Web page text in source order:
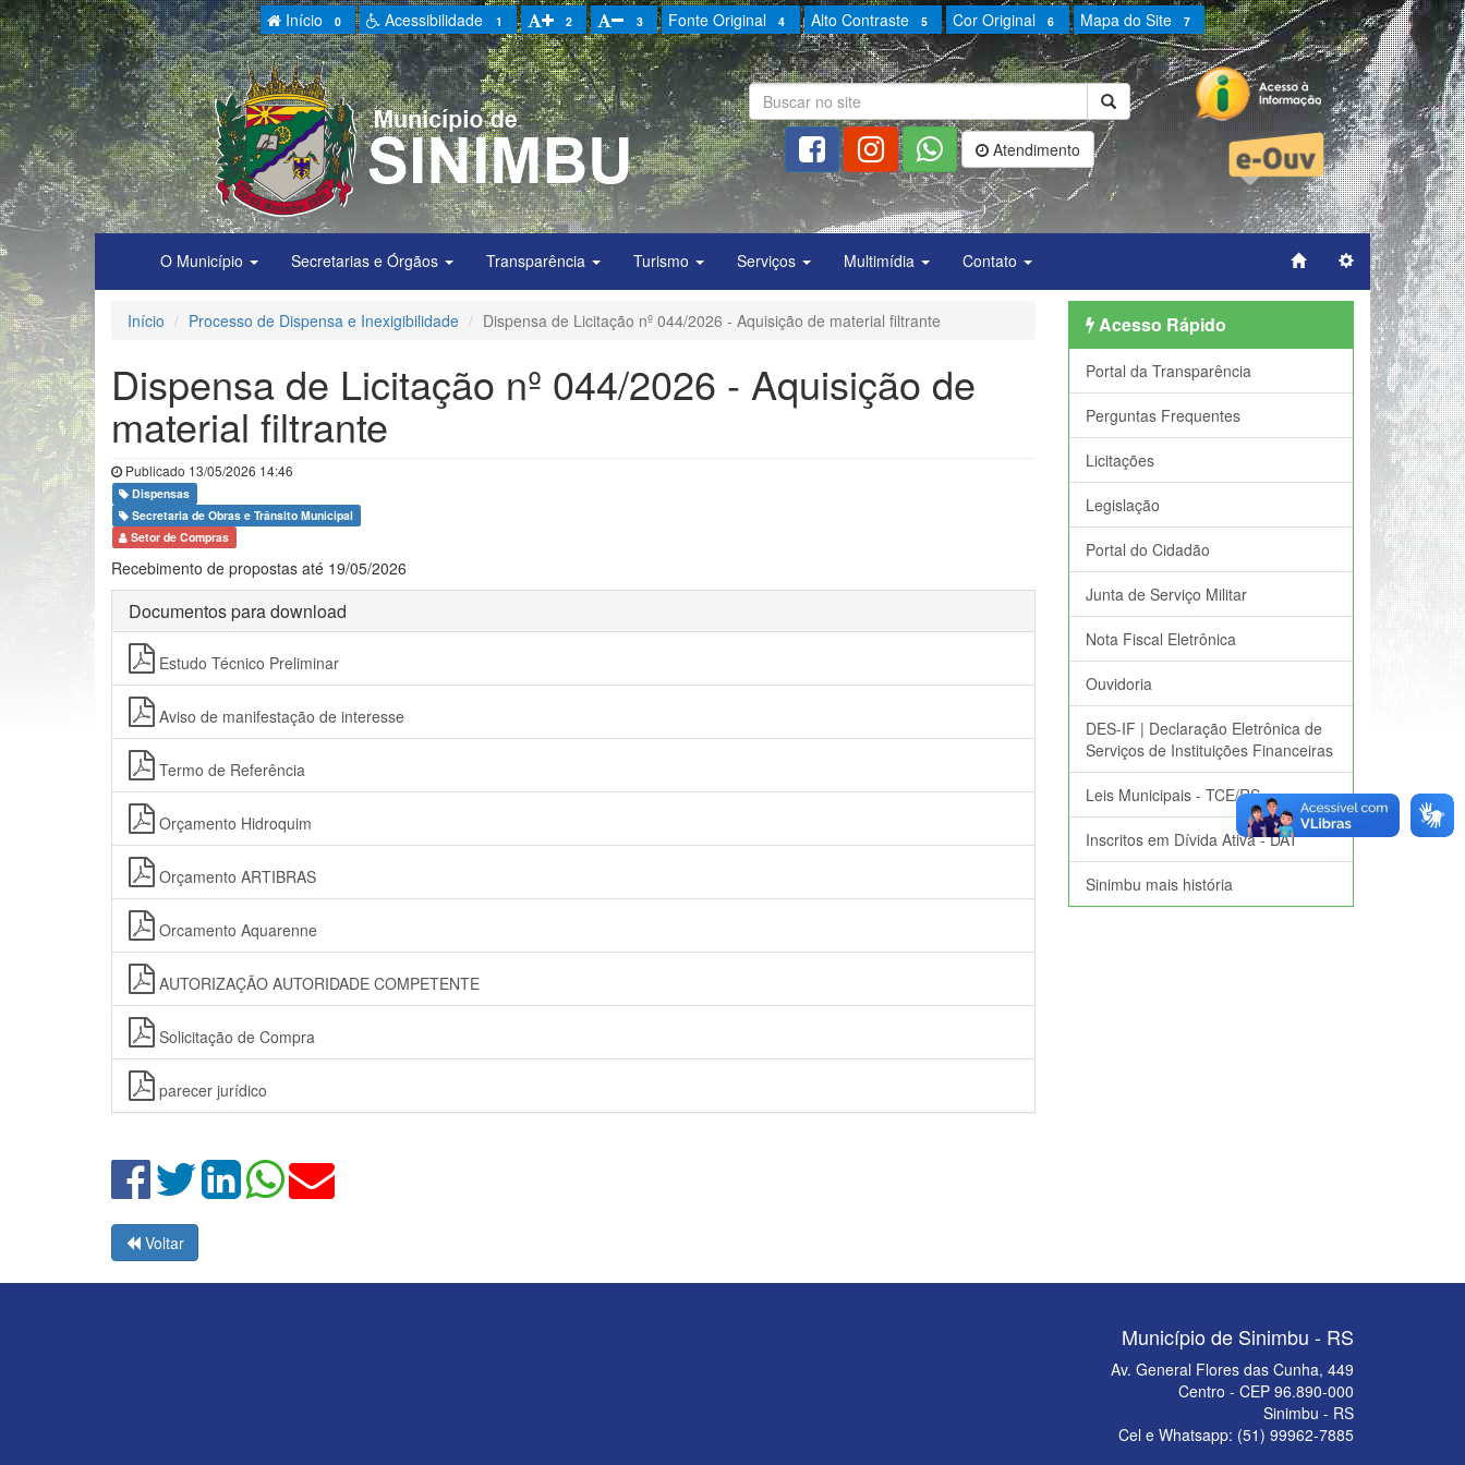
Início 0 Acessibilidade 1 2 3 Fonte Original 4 Alto Contraste 5 Cor Original 6 Mapa do Site 7
Atendimento
O Município Secretarias e Órgãos Transparência Turismo Serviços Multimídia Contato
Início Processo de Dispensa e Inexigibilidade Dispensa de Licitação nº 044/2026 - Aquisição de material filtrante
Dispensa de Licitação nº 044/2026 - Aquisição de
material filtrante
Publicado 13/05/2026 14:46
Dispensas
Secretaria de Obras e Trânsito Municipal
Setor de Compras
Recebimento de propostas até 19/05/2026
Documentos para download
Estudo Técnico Preliminar
Aviso de manifestação de interesse
Termo de Referência
Orçamento Hidroquim
Orçamento ARTIBRAS
Orcamento Aquarenne
AUTORIZAÇÃO AUTORIDADE COMPETENTE
Solicitação de Compra
parecer jurídico
Voltar
Acesso Rápido
Portal da Transparência
Perguntas Frequentes
Licitações
Legislação
Portal do Cidadão
Junta de Serviço Militar
Nota Fiscal Eletrônica
Ouvidoria
DES-IF | Declaração Eletrônica de
Serviços de Instituições Financeiras
Leis Municipais - TCE/RS
Inscritos em Dívida Ativa - DAT
Sinimbu mais história
Município de Sinimbu - RS
Av. General Flores das Cunha, 449
Centro - CEP 96.890-000
Sinimbu - RS
Cel e Whatsapp: (51) 99962-7885